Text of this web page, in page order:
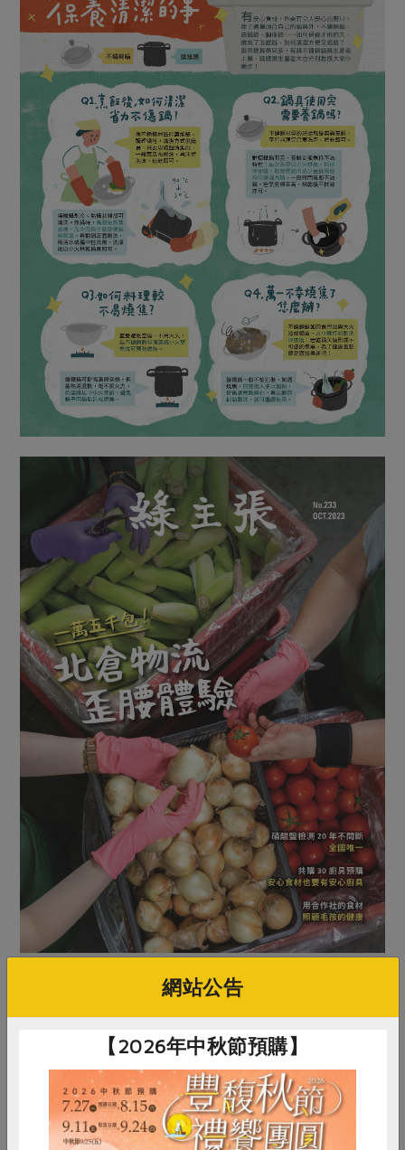
調味醬料/南北貨 烘焙
休閒零嘴 沖泡飲品
保健食品
居家好物
美妝保養 個人清潔
家庭清潔 織品
日用品 圖書禮品
防災用品
最新產品
優惠專區
素食專區
湯品．鍋物
漬物
涼拌沙拉
主題食譜
異國料理
年菜食譜
養身食補
節慶大餐
高麗菜海鮮煎餅
更多當季產品
議題活動
主婦聯盟X樂齡網特約優惠案
30%rPET紅烏龍茶
2024農業發展計畫年度報告
更多議題活動
把最好的台灣味帶回家！
非基改運動 支持本土農糧
廢核運動 能源議題
減添加物
公益金 食農教育
更多議題
生活者e週報
綠主張月刊
典藏閱覽室
檢驗報告
硝酸鹽檢驗
社員權益
合作社法規
社務專區
選舉專區
最新消息
媒體報導
下載專區
地區活動
地區活動
活動報下載
原文刊登於 2023年10月233期
一萬五千包！北倉物流歪腰體驗
網站公告
【2026年中秋節預購】